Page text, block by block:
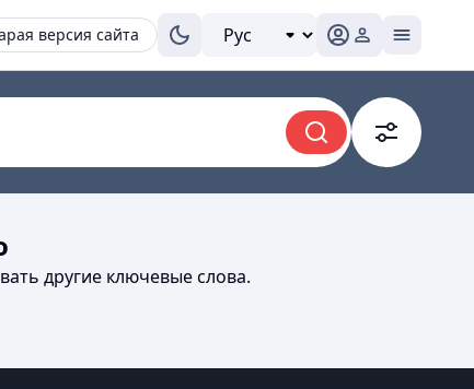
версия сайта
другие ключевые слова.